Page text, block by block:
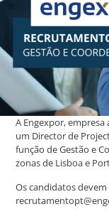
A Engexpor, empresa
um Director de
função de Gestão e
zonas de Lisboa e
Os candidatos